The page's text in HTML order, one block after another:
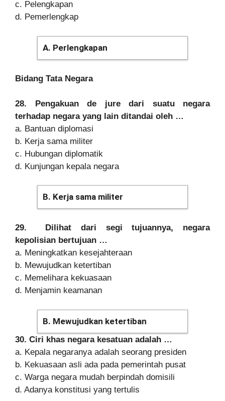
c. Pelengkapan
d. Pemerlengkap
A. Perlengkapan
Bidang Tata Negara
28. Pengakuan de jure dari suatu negara
terhadap negara yang lain ditandai oleh …
a. Bantuan diplomasi
b. Kerja sama militer
c. Hubungan diplomatik
d. Kunjungan kepala negara
B. Kerja sama militer
29. Dilihat dari segi tujuannya, negara
kepolisian bertujuan …
a. Meningkatkan kesejahteraan
b. Mewujudkan ketertiban
c. Memelihara kekuasaan
d. Menjamin keamanan
B. Mewujudkan ketertiban
30. Ciri khas negara kesatuan adalah …
a. Kepala negaranya adalah seorang presiden
b. Kekuasaan asli ada pada pemerintah pusat
c. Warga negara mudah berpindah domisili
d. Adanya konstitusi yang tertulis